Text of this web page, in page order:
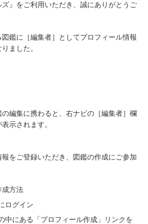
』をご利用いただき、誠にありがとうご
鑑に［編集者］としてプロフィール情報
ました。
編集に携わると、右ナビの［編集者］欄
示されます。
をご登録いただき、図鑑の作成にご参加
方法
ログイン
中にある「プロフィール作成」リンクを